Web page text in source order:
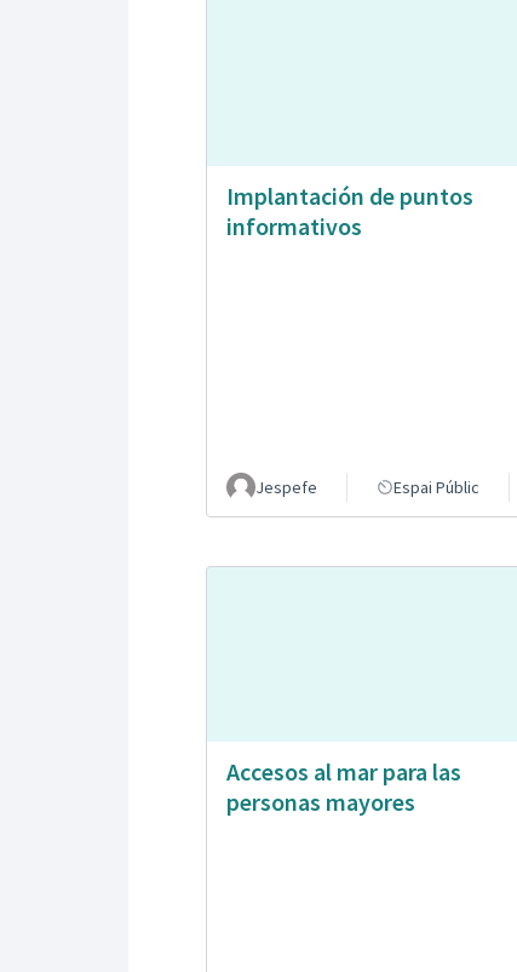
Implantación de puntos
informativos
Jespefe Espai Públic
Accesos al mar para las
personas mayores